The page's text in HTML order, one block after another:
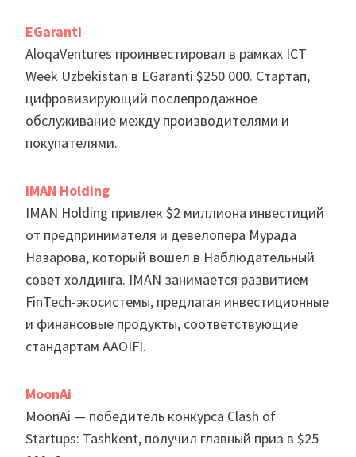
EGaranti
AloqaVentures проинвестировал в рамках ICT
Week Uzbekistan в EGaranti $250 000. Стартап,
цифровизирующий послепродажное
обслуживание между производителями и
покупателями.
IMAN Holding
IMAN Holding привлек $2 миллиона инвестиций
от предпринимателя и девелопера Мурада
Назарова, который вошел в Наблюдательный
совет холдинга. IMAN занимается развитием
FinTech-экосистемы, предлагая инвестиционные
и финансовые продукты, соответствующие
стандартам AAOIFI.
MoonAi
MoonAi — победитель конкурса Clash of
Startups: Tashkent, получил главный приз в $25